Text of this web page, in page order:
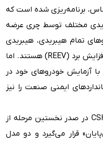
برنامه‌ریزی شده است که
۱۹ مدل هیبریدی مختلف توسط چری عرضه
تمام هیبریدی، هیبریدی
قابل شارژ (PHEV) و هیبریدی با افزایش برد (REEV) هستند. اما
آزمایش خودروهای خود در
ایمنی صنعت را نیز
از تاریخ ۲۰ تا ۲۳ آوریل، فناوری CSH در صدر نخستین مرحله از
قرار می‌گیرد و دو مدل